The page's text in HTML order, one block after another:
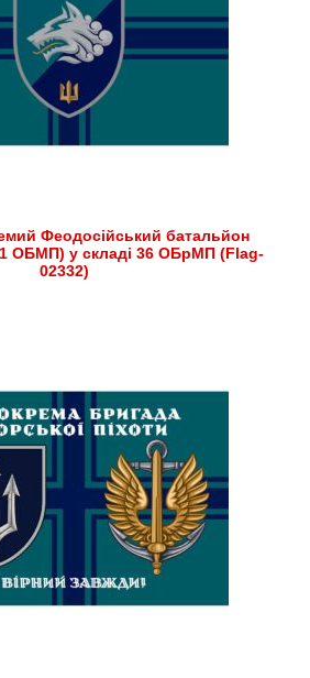
Феодосійський батальйон
ОБМП) у складі 36 ОБрМП (Flag-
02332)